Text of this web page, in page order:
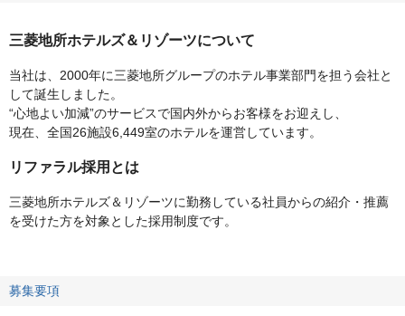
三菱地所ホテルズ＆リゾーツについて
当社は、2000年に三菱地所グループのホテル事業部門を担う会社と
して誕生しました。
“心地よい加減”のサービスで国内外からお客様をお迎えし、
現在、全国26施設6,449室のホテルを運営しています。
リファラル採用とは
三菱地所ホテルズ＆リゾーツに勤務している社員からの紹介・推薦
を受けた方を対象とした採用制度です。
募集要項